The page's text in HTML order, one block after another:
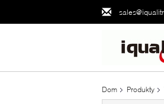
Dom Produkty